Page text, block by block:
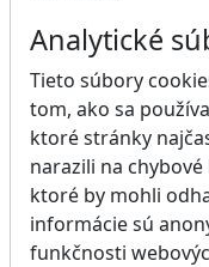
Analytické
Tieto súbory
tom, ako sa
ktoré stránky
narazili na
ktoré by mohli
informácie sú
funkčnosti